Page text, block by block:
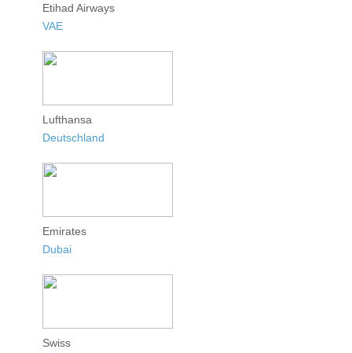
Etihad Airways
VAE
Lufthansa
Deutschland
Emirates
Dubai
Swiss